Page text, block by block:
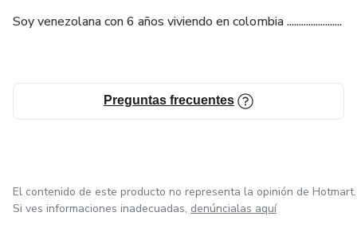
Soy venezolana con 6 años viviendo en colombia .......................
Preguntas frecuentes
El contenido de este producto no representa la opinión de Hotmart.
Si ves informaciones inadecuadas, denúncialas aquí